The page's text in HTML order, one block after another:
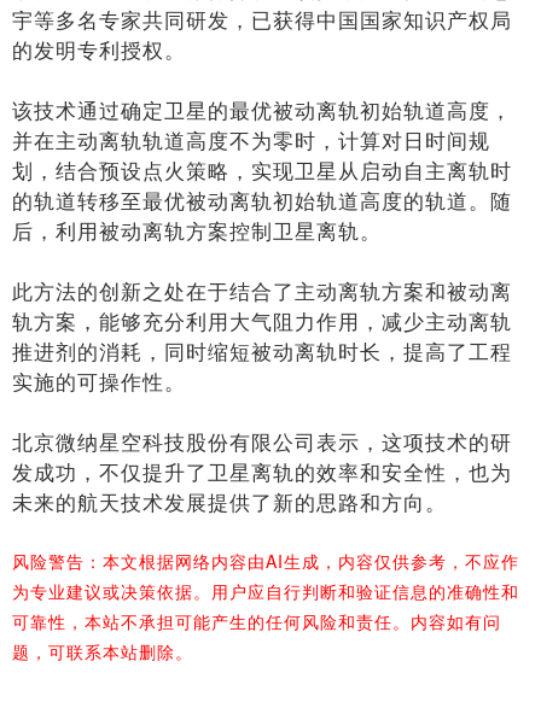
宇等多名专家共同研发，已获得中国国家知识产权局
的发明专利授权。
该技术通过确定卫星的最优被动离轨初始轨道高度，
并在主动离轨轨道高度不为零时，计算对日时间规
划，结合预设点火策略，实现卫星从启动自主离轨时
的轨道转移至最优被动离轨初始轨道高度的轨道。随
后，利用被动离轨方案控制卫星离轨。
此方法的创新之处在于结合了主动离轨方案和被动离
轨方案，能够充分利用大气阻力作用，减少主动离轨
推进剂的消耗，同时缩短被动离轨时长，提高了工程
实施的可操作性。
北京微纳星空科技股份有限公司表示，这项技术的研
发成功，不仅提升了卫星离轨的效率和安全性，也为
未来的航天技术发展提供了新的思路和方向。
风险警告：本文根据网络内容由AI生成，内容仅供参考，不应作
为专业建议或决策依据。用户应自行判断和验证信息的准确性和
可靠性，本站不承担可能产生的任何风险和责任。内容如有问
题，可联系本站删除。